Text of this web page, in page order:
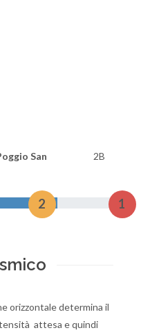
San
2B
2 1
orizzontale determina il
attesa e quindi